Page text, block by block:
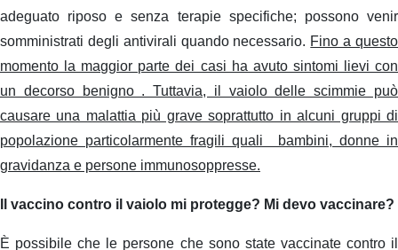
adeguato riposo e senza terapie specifiche; possono venir
somministrati degli antivirali quando necessario. Fino a questo
momento la maggior parte dei casi ha avuto sintomi lievi con
un decorso benigno . Tuttavia, il vaiolo delle scimmie può
causare una malattia più grave soprattutto in alcuni gruppi di
popolazione particolarmente fragili quali bambini, donne in
gravidanza e persone immunosoppresse.
Il vaccino contro il vaiolo mi protegge? Mi devo vaccinare?
È possibile che le persone che sono state vaccinate contro il